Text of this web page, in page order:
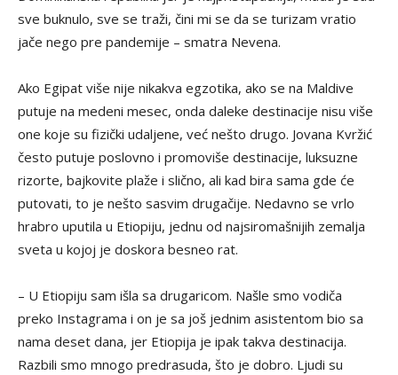
sve buknulo, sve se traži, čini mi se da se turizam vratio
jače nego pre pandemije – smatra Nevena.
Ako Egipat više nije nikakva egzotika, ako se na Maldive
putuje na medeni mesec, onda daleke destinacije nisu više
one koje su fizički udaljene, već nešto drugo. Jovana Kvržić
često putuje poslovno i promoviše destinacije, luksuzne
rizorte, bajkovite plaže i slično, ali kad bira sama gde će
putovati, to je nešto sasvim drugačije. Nedavno se vrlo
hrabro uputila u Etiopiju, jednu od najsiromašnijih zemalja
sveta u kojoj je doskora besneo rat.
– U Etiopiju sam išla sa drugaricom. Našle smo vodiča
preko Instagrama i on je sa još jednim asistentom bio sa
nama deset dana, jer Etiopija je ipak takva destinacija.
Razbili smo mnogo predrasuda, što je dobro. Ljudi su